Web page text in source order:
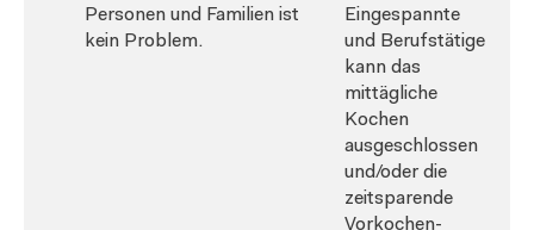
Personen und Familien ist
kein Problem.
Eingespannte
und Berufstätige
kann das
mittägliche
Kochen
ausgeschlossen
und/oder die
zeitsparende
Vorkochen-